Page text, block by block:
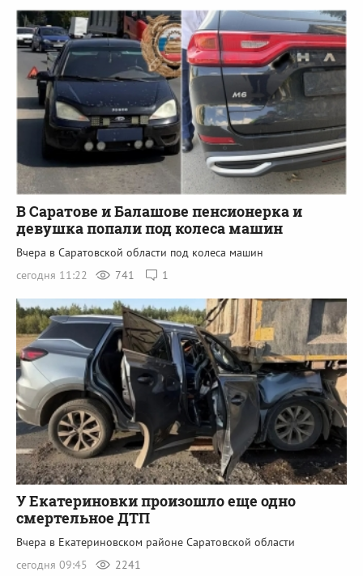
В Саратове и Балашове пенсионерка и
девушка попали под колеса машин
Вчера в Саратовской области под колеса машин
сегодня 11:22
741 1
У Екатериновки произошло еще одно
смертельное ДТП
Вчера в Екатериновском районе Саратовской области
сегодня 09:45
2241